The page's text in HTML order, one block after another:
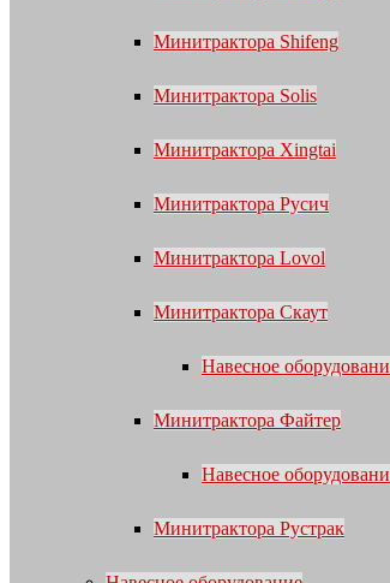
Минитрактора Shifeng
Минитрактора Solis
Минитрактора Xingtai
Минитрактора Русич
Минитрактора Lovol
Минитрактора Скаут
Навесное
Минитрактора Файтер
Навесное
Минитрактора Рустрак